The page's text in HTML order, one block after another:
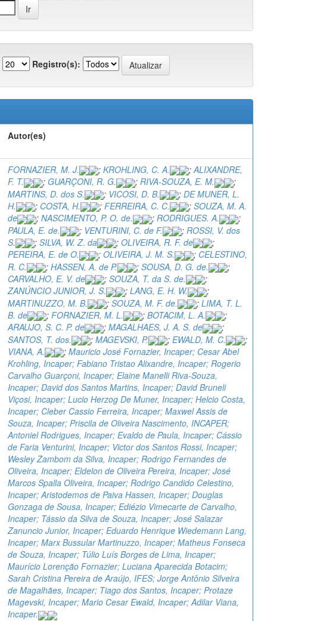
Registro(s):
Autor(es)
FORNAZIER, M. J. ; KROHLING, C. A. ;ALIXANDRE,
F. T.
; GUARÇONI, R. G. ; RIVA-SOUZA, E. M.
;
MARTINS, D. dos S.
; VICOSI, D. B. ; DE MUNER, L.
H.
; COSTA, H. ; FERREIRA, C. C. ; SOUZA, M. A.
de
; NASCIMENTO, P. O. de. ; RODRIGUES. A.
;
PAULA, E. de.
; VENTURINI, C. de F. ; ROSSI, V. dos
S.
; SILVA, W. Z. da ; OLIVEIRA, R. F. de
;
PEREIRA, E. de O.
; OLIVEIRA, J. M. S. ; CELESTINO,
R. C.
; HASSEN, A. de P. ; SOUSA, D. G. de.
;
CARVALHO, E. V. de
; SOUZA, T. da S. de.
;
ZANÚNCIO JUNIOR, J. S.
; LANG, E. H. W.
;
MARTINUZZO, M. B.
; SOUZA, M. F. de. ; LIMA, T. L.
B. de
; FORNAZIER, M. L. ; BOTACIM, L. A.
;
ARAUJO, S. C. P. de
; MAGALHAES, J. A. S. de
;
SANTOS, T. dos.
; MAGEVSKI, P. ; EWALD, M. C.
;
VIANA, A.
; Mauricio José Fornazier, Incaper; Cesar Abel
Krohling, Incaper; Fabiano Tristao Alixandre, Incaper; Rogerio
Carvalho Guarçoni, Incaper; Elaine Manelli Riva-Souza,
Incaper; David dos Santos Martins, Incaper; David Bruneli
Viçosi, Incaper; Lucio Herzog De Muner, Incaper; Helcio Costa,
Incaper; Cleber Cassio Ferreira, Incaper; Maxwel Assis de
Souza, Incaper; Priscila de Oliveira Nascimento, INCAPER;
Antoniel Rodrigues, Incaper; Evaldo de Paula, Incaper; Cássio
de Faria Venturini, Incaper; Victor dos Santos Rossi, Incaper;
Wesley Zambom da Silva, Incaper; Rodrigo Fernandes de
Oliveira, Incaper; Eldelon de Oliveira Pereira, Incaper; José
Marcos Spalla Oliveira, Incaper; Rodrigo Candido Celestino,
Incaper; Aristodemos de Paiva Hassen, Incaper; Douglas
Gonzaga de Sousa, Incaper; Ediézio Vimecarte de Carvalho,
Incaper; Tássio da Silva de Souza, Incaper; José Salazar
Zanuncio Junior, Incaper; Eduardo Henrique Wiedemann Lang,
Incaper; Marx Bussular Martinuzzo, Incaper; Matheus Fonseca
de Souza, Incaper; Túlio Luís Borges de Lima, Incaper;
Maurício Lorenção Fornazier; Luciana Aparecida Botacim;
Sarah Cristina Pereira de Araújo, IFES; Jorge Antônio Silveira
de Magalhães, Incaper; Tiago dos Santos, Incaper; Protaze
Magevski, Incaper; Mario Cesar Ewald, Incaper; Adilar Viana,
Incaper.